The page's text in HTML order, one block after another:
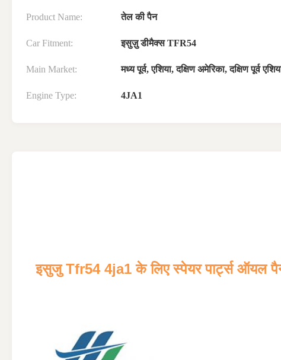
Product Name: तेल की पैन
Car Fitment: इसुज़ु डीमैक्स TFR54
Main Market: मध्य पूर्व, एशिया, दक्षिण अमेरिका, दक्षिण पूर्व
Engine Type: 4JA1
इसुजु Tfr54 4ja1 के लिए स्पेयर पार्ट्स ऑयल